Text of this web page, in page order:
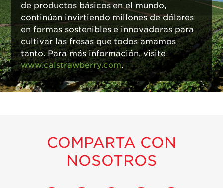
de productos básicos en el mundo,
continúan invirtiendo millones de dólares
en formas sostenibles e innovadoras para
cultivar las fresas que todos amamos
tanto. Para más información, visite
www.calstrawberry.com.
COMPARTA CON
NOSOTROS